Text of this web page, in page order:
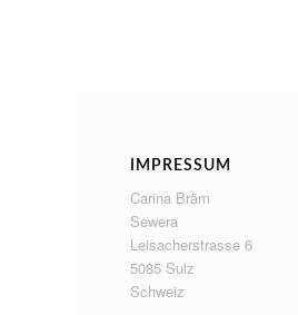
IMPRESSUM
Carina Bräm
Sewera
Leisacherstrasse 6
5085 Sulz
Schweiz